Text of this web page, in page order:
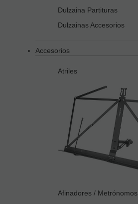
Dulzaina Partituras
Dulzainas Accesorios
Accesorios
Atriles
Afinadores / Metrónomos